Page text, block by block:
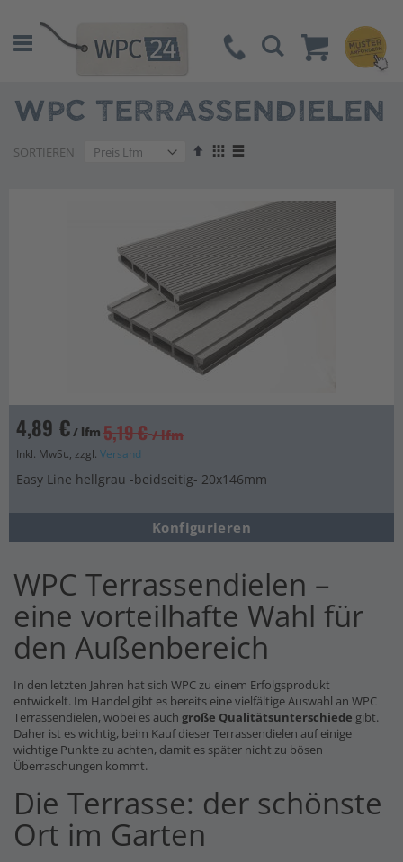
Suche
WPC TERRASSENDIELEN
SORTIEREN
AbsteigendAnzeigen
4,89 €/ lfm 5,19 € / lfm
Inkl. MwSt., zzgl. Versand
Easy Line hellgrau -beidseitig- 20x146mm
Konfigurieren
WPC Terrassendielen –
eine vorteilhafte Wahl für
den Außenbereich
In den letzten Jahren hat sich WPC zu einem Erfolgsprodukt
entwickelt. Im Handel gibt es bereits eine vielfältige Auswahl an WPC
Terrassendielen, wobei es auch große Qualitätsunterschiede gibt.
Daher ist es wichtig, beim Kauf dieser Terrassendielen auf einige
wichtige Punkte zu achten, damit es später nicht zu bösen
Überraschungen kommt.
Die Terrasse: der schönste
Ort im Garten